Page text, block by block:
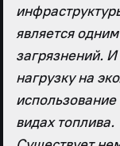
является
загрязнений.
нагрузку на
видах топлива.